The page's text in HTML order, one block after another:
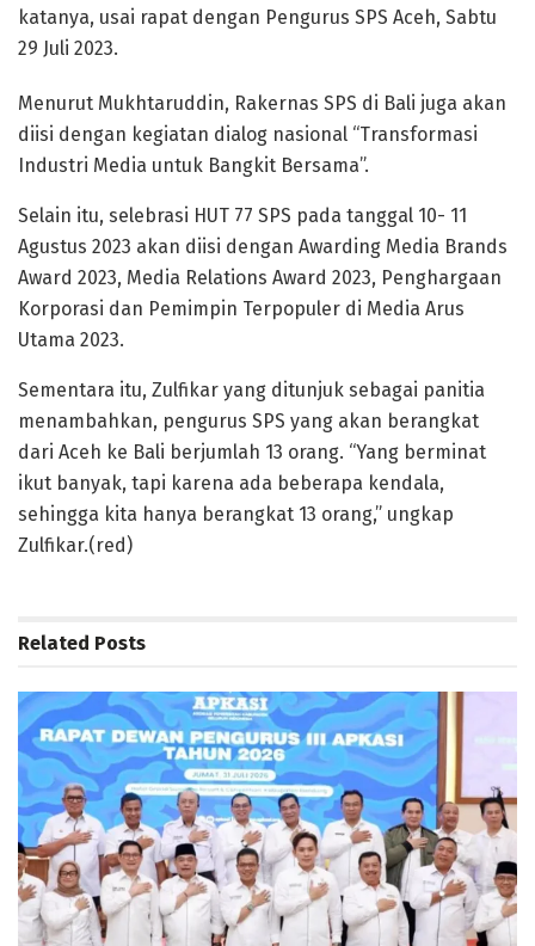
katanya, usai rapat dengan Pengurus SPS Aceh, Sabtu
29 Juli 2023.
Menurut Mukhtaruddin, Rakernas SPS di Bali juga akan
diisi dengan kegiatan dialog nasional “Transformasi
Industri Media untuk Bangkit Bersama”.
Selain itu, selebrasi HUT 77 SPS pada tanggal 10- 11
Agustus 2023 akan diisi dengan Awarding Media Brands
Award 2023, Media Relations Award 2023, Penghargaan
Korporasi dan Pemimpin Terpopuler di Media Arus
Utama 2023.
Sementara itu, Zulfikar yang ditunjuk sebagai panitia
menambahkan, pengurus SPS yang akan berangkat
dari Aceh ke Bali berjumlah 13 orang. “Yang berminat
ikut banyak, tapi karena ada beberapa kendala,
sehingga kita hanya berangkat 13 orang,” ungkap
Zulfikar.(red)
Related Posts